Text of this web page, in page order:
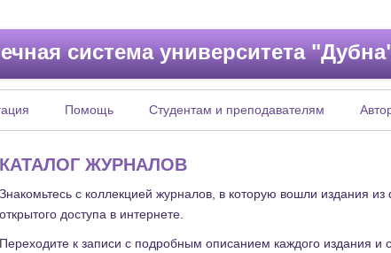
система университета
Помощь Студентам и преподавателям
КАТАЛОГ ЖУРНАЛОВ
Знакомьтесь с коллекцией журналов, в которую вошли издания
открытого доступа в интернете.
Переходите к записи с подробным описанием каждого издания и